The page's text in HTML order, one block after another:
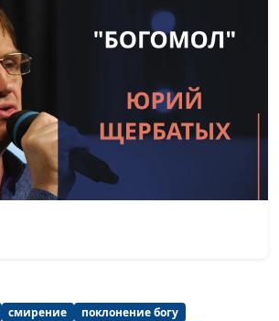
Геннадий Новиков
Геннадий Новиков
Геннадий Новиков #2019
Геннадий Новиков
смирение
поклонение богу